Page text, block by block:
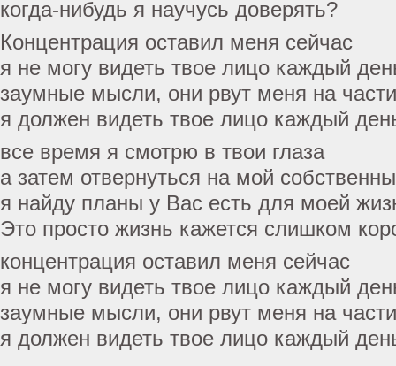
когда-нибудь я научусь доверять?
Концентрация оставил меня сейчас
я не могу видеть твое лицо каждый
заумные мысли, они рвут меня на части
я должен видеть твое лицо каждый
все время я смотрю в твои глаза
а затем отвернуться на мой
я найду планы у Вас есть для моей
Это просто жизнь кажется слишком
концентрация оставил меня сейчас
я не могу видеть твое лицо каждый
заумные мысли, они рвут меня на части
я должен видеть твое лицо каждый